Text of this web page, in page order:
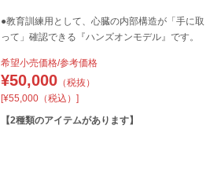
●教育訓練用として、心臓の内部構造が「手に取
って」確認できる『ハンズオンモデル』です。
希望小売価格/参考価格
¥50,000（税抜）
[¥55,000（税込）]
【2種類のアイテムがあります】